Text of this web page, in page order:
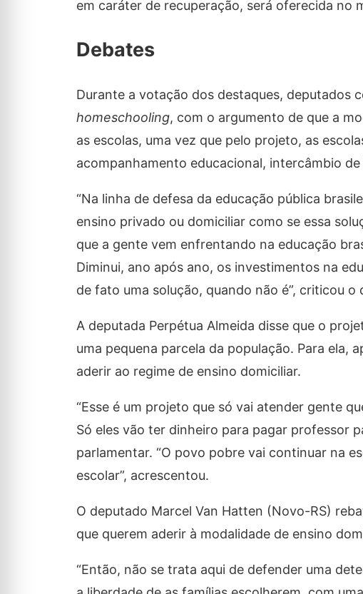
em caráter de recuperação, será oferecida no
Debates
Durante a votação dos destaques, deputados
homeschooling, com o argumento de que a
as escolas, uma vez que pelo projeto, as
acompanhamento educacional, intercâmbio
“Na linha de defesa da educação pública
ensino privado ou domiciliar como se essa
que a gente vem enfrentando na educação
Diminui, ano após ano, os investimentos na
de fato uma solução, quando não é”, criticou o
A deputada Perpétua Almeida disse que o
uma pequena parcela da população. Para ela,
aderir ao regime de ensino domiciliar.
“Esse é um projeto que só vai atender gente
Só eles vão ter dinheiro para pagar professor
parlamentar. “O povo pobre vai continuar na
escolar”, acrescentou.
O deputado Marcel Van Hatten (Novo-RS)
que querem aderir à modalidade de ensino
“Então, não se trata aqui de defender uma